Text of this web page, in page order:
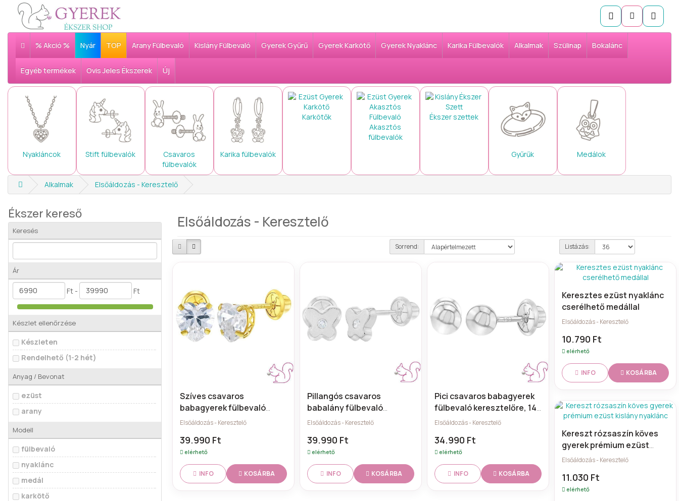
% Akció % Nyár TOP Arany Fülbevaló Kislány Fülbevaló Gyerek Gyűrű Gyerek Karkötő Gyerek Nyaklánc Karika Fülbevalók Alkalmak Szülinap Bokalánc
Egyéb termékek Ovis Jeles Ékszerek Új
Nyakláncok Stift fülbevalók
Csavaros
fülbevalók
Karika fülbevalók
Karkötők
Akasztós
fülbevalók
Ékszer szettek
Gyűrűk Medálok
Alkalmak Elsőáldozás - Keresztelő
Ékszer kereső
Keresés
Ár
Ft - Ft
Készlet ellenőrzése
Készleten
Rendelhető (1-2 hét)
Anyag / Bevonat
ezüst
arany
Modell
fülbevaló
nyaklánc
medál
karkötő
Elsőáldozás - Keresztelő
Sorrend: Listázás:
Szíves csavaros
babagyerek fülbevaló
keresztelőre, 14k arany
Elsőáldozás - Keresztelő
39.990 Ft
elérhető
INFO KOSÁRBA
Pillangós csavaros
babalány fülbevaló
keresztelőre, 14k fehér
Elsőáldozás - Keresztelő
39.990 Ft
elérhető
INFO KOSÁRBA
Pici csavaros babagyerek
fülbevaló keresztelőre, 14k
fehér arany
Elsőáldozás - Keresztelő
34.990 Ft
elérhető
INFO KOSÁRBA
Keresztes ezüst nyaklánc
cserélhető medállal
Elsőáldozás - Keresztelő
10.790 Ft
elérhető
INFO KOSÁRBA
Kereszt rózsaszín köves
gyerek prémium ezüst
kislány nyaklánc
Elsőáldozás - Keresztelő
11.030 Ft
elérhető